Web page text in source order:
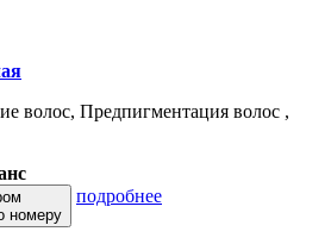
волос, Предпигментация волос ,
номеру
подробнее